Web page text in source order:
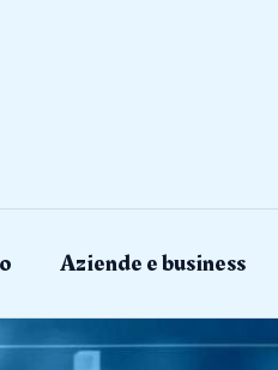
Aziende e business